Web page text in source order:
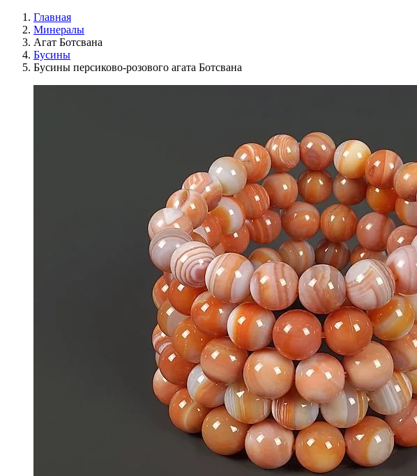
Главная
Минералы
Агат Ботсвана
Бусины
Бусины персиково-розового агата Ботсвана